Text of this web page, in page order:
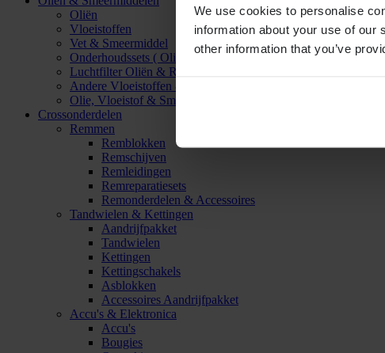
We use cookies to personalise
information about your use of our
other information that you’ve
Oliën
Vloeistoffen
Vet & Smeermiddel
Onderhoudssets ( Olie & Filter)
Luchtfilter Oliën & Reinigers
Andere Vloeistoffen & Smeermiddelen
Olie, Vloeistof & Smeermiddel Accessoires
Crossonderdelen
Remmen
Remblokken
Remschijven
Remleidingen
Remreparatiesets
Remonderdelen & Accessoires
Tandwielen & Kettingen
Aandrijfpakket
Tandwielen
Kettingen
Kettingschakels
Asblokken
Accessoires Aandrijfpakket
Accu's & Elektronica
Accu's
Bougies